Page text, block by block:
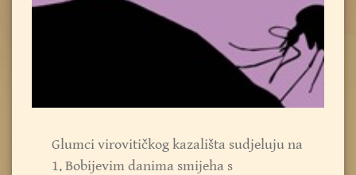
Glumci virovitičkog kazališta sudjeluju na
1. Bobijevim danima smijeha s